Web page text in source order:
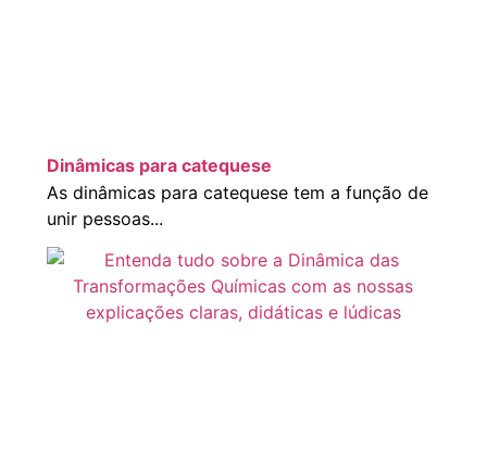
Dinâmicas para catequese
As dinâmicas para catequese tem a função de
unir pessoas...